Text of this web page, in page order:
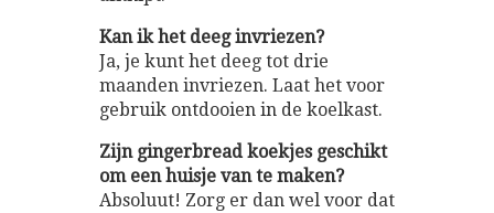
Kan ik het deeg invriezen?
Ja, je kunt het deeg tot drie
maanden invriezen. Laat het voor
gebruik ontdooien in de koelkast.
Zijn gingerbread koekjes geschikt
om een huisje van te maken?
Absoluut! Zorg er dan wel voor dat